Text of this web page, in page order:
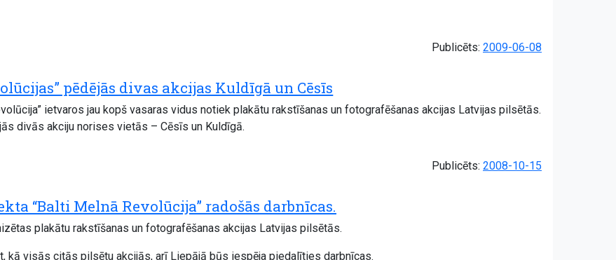
Publicēts: 2009-06-08
pēdējās divas akcijas Kuldīgā un Cēsīs
ietvaros jau kopš vasaras vidus notiek plakātu rakstīšanas un fotografēšanas akcijas Latvijas pilsētās.
divās akciju norises vietās – Cēsīs un Kuldīgā.
Publicēts: 2008-10-15
“Balti Melnā Revolūcija” radošās darbnīcas.
plakātu rakstīšanas un fotografēšanas akcijas Latvijas pilsētās.
kā visās citās pilsētu akcijās, arī Liepājā būs iespēja piedalīties darbnīcas.